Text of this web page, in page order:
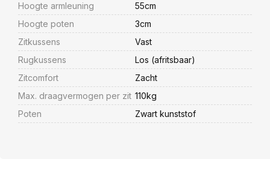
Hoogte armleuning
55cm
Hoogte poten
3cm
Zitkussens
Vast
Rugkussens
Los (afritsbaar)
Zitcomfort
Zacht
Max. draagvermogen per zit 110kg
Poten
Zwart kunststof